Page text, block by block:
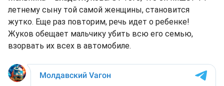
летнему сыну той самой женщины, становится
жутко. Еще раз повторим, речь идет о ребенке!
Жуков обещает мальчику убить всю его семью,
взорвать их всех в автомобиле.